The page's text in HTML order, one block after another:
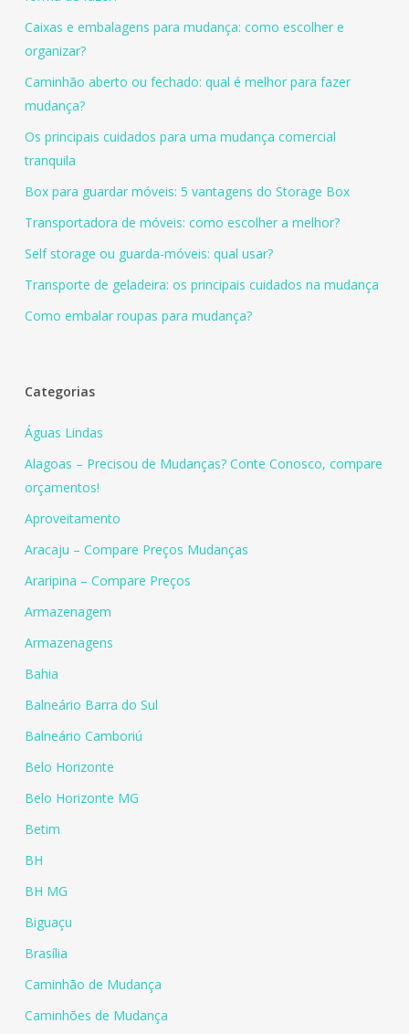
Caixas e embalagens para mudança: como escolher e
organizar?
Caminhão aberto ou fechado: qual é melhor para fazer
mudança?
Os principais cuidados para uma mudança comercial
tranquila
Box para guardar móveis: 5 vantagens do Storage Box
Transportadora de móveis: como escolher a melhor?
Self storage ou guarda-móveis: qual usar?
Transporte de geladeira: os principais cuidados na mudança
Como embalar roupas para mudança?
Categorias
Águas Lindas
Alagoas – Precisou de Mudanças? Conte Conosco, compare
orçamentos!
Aproveitamento
Aracaju – Compare Preços Mudanças
Araripina – Compare Preços
Armazenagem
Armazenagens
Bahia
Balneário Barra do Sul
Balneário Camboriú
Belo Horizonte
Belo Horizonte MG
Betim
BH
BH MG
Biguaçu
Brasília
Caminhão de Mudança
Caminhões de Mudança